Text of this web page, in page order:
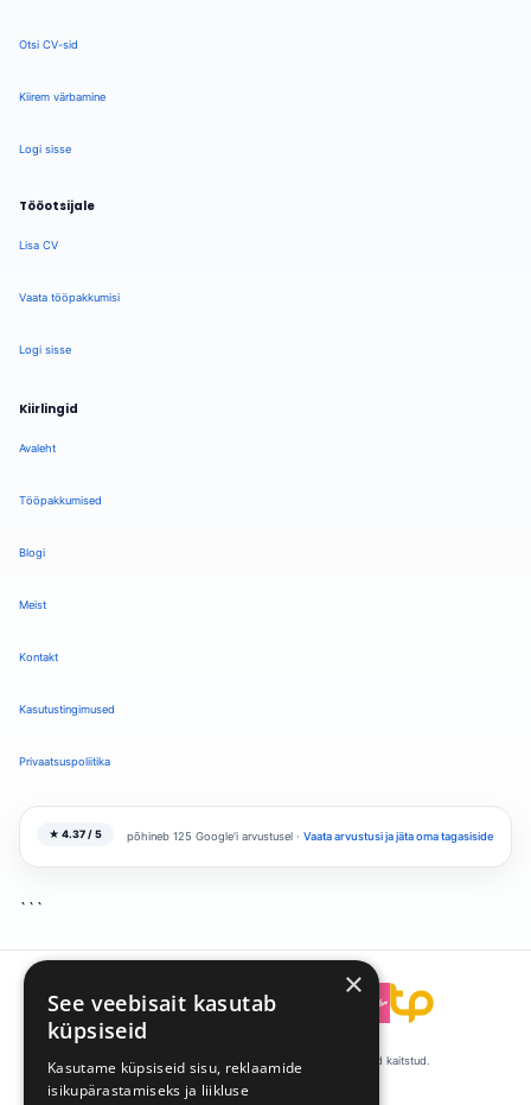
Otsi CV-sid
Kiirem värbamine
Logi sisse
Tööotsijale
Lisa CV
Vaata tööpakkumisi
Logi sisse
Kiirlingid
Avaleht
Tööpakkumised
Blogi
Meist
Kontakt
Kasutustingimused
Privaatsuspoliitika
★ 4.37 / 5 põhineb 125 Google'i arvustusel · Vaata arvustusi ja jäta oma tagasiside
```
```
© 2008-2026 Talentpool by Kandideeri. Kõik õigused kaitstud.
Privaatsus ·
×
See veebisait kasutab
küpsiseid
Kasutame küpsiseid sisu, reklaamide
isikupärastamiseks ja liikluse